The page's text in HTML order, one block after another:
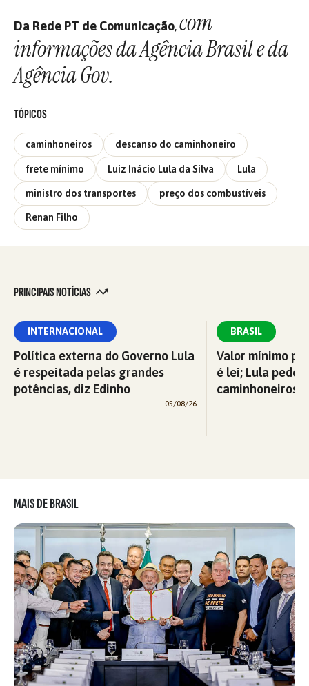
Da Rede PT de Comunicação,com
informações da Agência Brasil e da
Agência Gov.
TÓPICOS
caminhoneiros descanso do caminhoneiro
frete mínimo Luiz Inácio Lula da Silva Lula
ministro dos transportes preço dos combustíveis
Renan Filho
PRINCIPAIS NOTÍCIAS
INTERNACIONAL
Política externa do Governo Lula
é respeitada pelas grandes
potências, diz Edinho
05/08/26
BRASIL
Valor mínimo
é lei; Lula pede
caminhoneiros
MAIS DE BRASIL